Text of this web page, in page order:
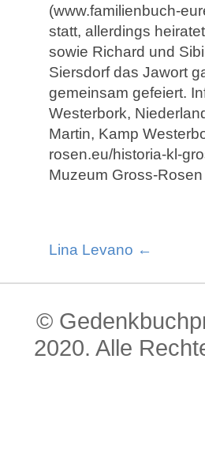
(www.familienbuch-
statt, allerdings
sowie Richard und
Siersdorf das Jawort
gemeinsam gefeiert.
Westerbork,
Martin, Kamp
rosen.eu/historia-kl-
Muzeum Gross-
Lina Levano ←
©
2020. Alle